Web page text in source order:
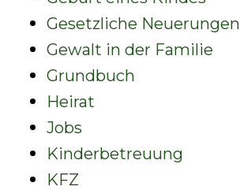
Gesetzliche Neuerungen
Gewalt in der Familie
Grundbuch
Heirat
Jobs
Kinderbetreuung
KFZ